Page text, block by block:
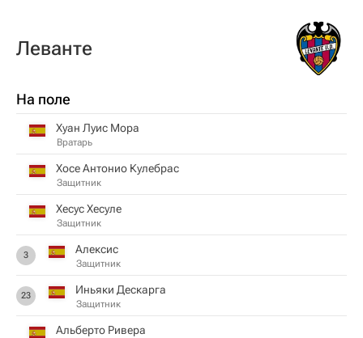
Леванте
На поле
Хуан Луис Мора
Вратарь
Хосе Антонио Кулебрас
Защитник
Хесус Хесуле
Защитник
3 Алексис
Защитник
23 Иньяки Дескарга
Защитник
Альберто Ривера